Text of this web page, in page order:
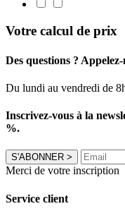
Votre calcul de prix
Des questions ?
Du lundi au vendredi de
Inscrivez-vous à la
%.
S'ABONNER >
Merci de votre inscription
Service client